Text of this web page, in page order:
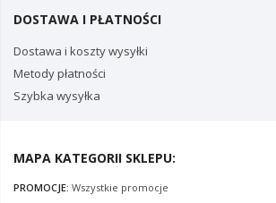
DOSTAWA I PŁATNOŚCI
Dostawa i koszty wysyłki
Metody płatności
Szybka wysyłka
MAPA KATEGORII SKLEPU:
PROMOCJE: Wszystkie promocje